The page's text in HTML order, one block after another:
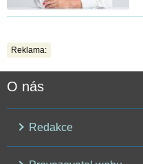
Reklama:
O nás
Redakce